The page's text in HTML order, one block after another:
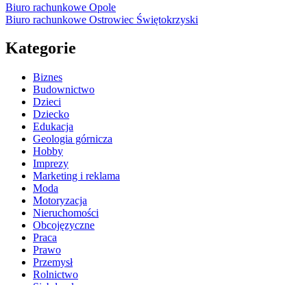
Biuro rachunkowe Opole
Biuro rachunkowe Ostrowiec Świętokrzyski
Kategorie
Biznes
Budownictwo
Dzieci
Dziecko
Edukacja
Geologia górnicza
Hobby
Imprezy
Marketing i reklama
Moda
Motoryzacja
Nieruchomości
Obcojęzyczne
Praca
Prawo
Przemysł
Rolnictwo